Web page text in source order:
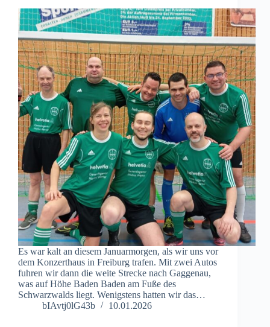
Es war kalt an diesem Januarmorgen, als wir uns vor
dem Konzerthaus in Freiburg trafen. Mit zwei Autos
fuhren wir dann die weite Strecke nach Gaggenau,
was auf Höhe Baden Baden am Fuße des
Schwarzwalds liegt. Wenigstens hatten wir das…
bIAvtj0lG43b
10.01.2026